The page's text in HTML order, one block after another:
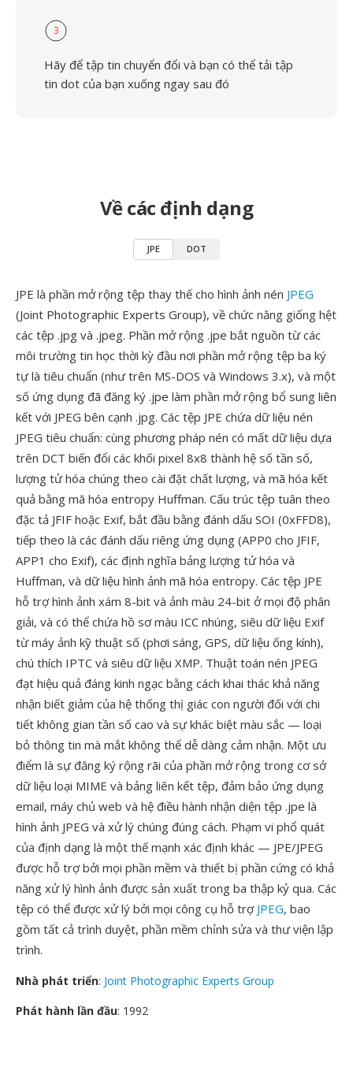
3
Hãy để tập tin chuyển đổi và bạn có thể tải tập
tin dot của bạn xuống ngay sau đó
Về các định dạng
JPE DOT
JPE là phần mở rộng tệp thay thế cho hình ảnh nén JPEG
(Joint Photographic Experts Group), về chức năng giống hệt
các tệp .jpg và .jpeg. Phần mở rộng .jpe bắt nguồn từ các
môi trường tin học thời kỳ đầu nơi phần mở rộng tệp ba ký
tự là tiêu chuẩn (như trên MS-DOS và Windows 3.x), và một
số ứng dụng đã đăng ký .jpe làm phần mở rộng bổ sung liên
kết với JPEG bên cạnh .jpg. Các tệp JPE chứa dữ liệu nén
JPEG tiêu chuẩn: cùng phương pháp nén có mất dữ liệu dựa
trên DCT biến đổi các khối pixel 8x8 thành hệ số tần số,
lượng tử hóa chúng theo cài đặt chất lượng, và mã hóa kết
quả bằng mã hóa entropy Huffman. Cấu trúc tệp tuân theo
đặc tả JFIF hoặc Exif, bắt đầu bằng đánh dấu SOI (0xFFD8),
tiếp theo là các đánh dấu riêng ứng dụng (APP0 cho JFIF,
APP1 cho Exif), các định nghĩa bảng lượng tử hóa và
Huffman, và dữ liệu hình ảnh mã hóa entropy. Các tệp JPE
hỗ trợ hình ảnh xám 8-bit và ảnh màu 24-bit ở mọi độ phân
giải, và có thể chứa hồ sơ màu ICC nhúng, siêu dữ liệu Exif
từ máy ảnh kỹ thuật số (phơi sáng, GPS, dữ liệu ống kính),
chú thích IPTC và siêu dữ liệu XMP. Thuật toán nén JPEG
đạt hiệu quả đáng kinh ngạc bằng cách khai thác khả năng
nhận biết giảm của hệ thống thị giác con người đối với chi
tiết không gian tần số cao và sự khác biệt màu sắc — loại
bỏ thông tin mà mắt không thể dễ dàng cảm nhận. Một ưu
điểm là sự đăng ký rộng rãi của phần mở rộng trong cơ sở
dữ liệu loại MIME và bảng liên kết tệp, đảm bảo ứng dụng
email, máy chủ web và hệ điều hành nhận diện tệp .jpe là
hình ảnh JPEG và xử lý chúng đúng cách. Phạm vi phổ quát
của định dạng là một thế mạnh xác định khác — JPE/JPEG
được hỗ trợ bởi mọi phần mềm và thiết bị phần cứng có khả
năng xử lý hình ảnh được sản xuất trong ba thập kỷ qua. Các
tệp có thể được xử lý bởi mọi công cụ hỗ trợ JPEG, bao
gồm tất cả trình duyệt, phần mềm chỉnh sửa và thư viện lập
trình.
Nhà phát triển: Joint Photographic Experts Group
Phát hành lần đầu: 1992